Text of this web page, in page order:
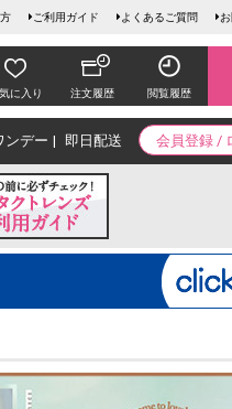
ご利用ガイド よくあるご質問
に入り 注文履歴 閲覧履歴
会員登録 /
ンデー 即日配送